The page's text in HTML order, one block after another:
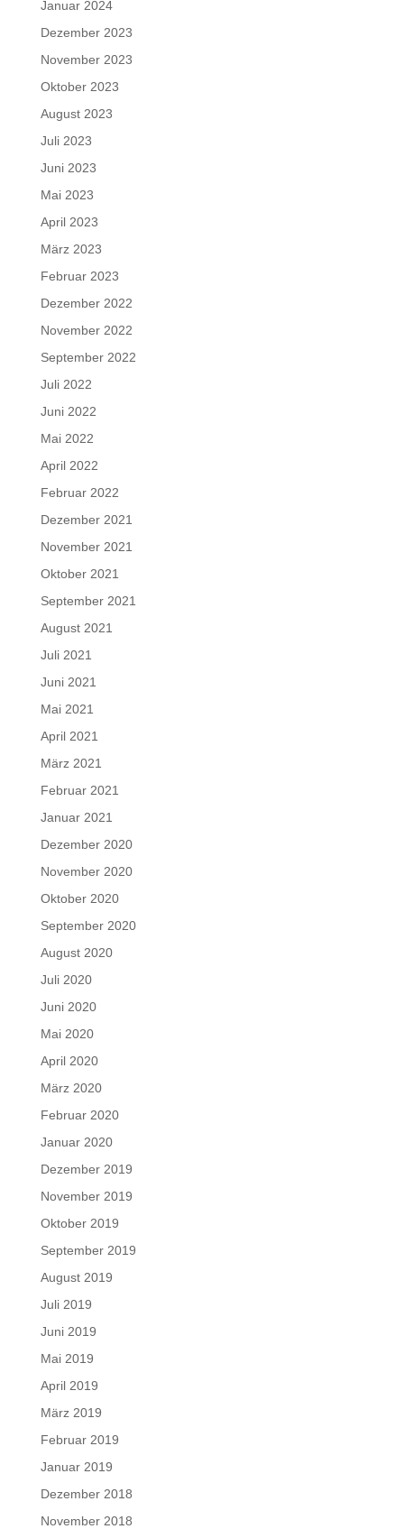
Januar 2024
Dezember 2023
November 2023
Oktober 2023
August 2023
Juli 2023
Juni 2023
Mai 2023
April 2023
März 2023
Februar 2023
Dezember 2022
November 2022
September 2022
Juli 2022
Juni 2022
Mai 2022
April 2022
Februar 2022
Dezember 2021
November 2021
Oktober 2021
September 2021
August 2021
Juli 2021
Juni 2021
Mai 2021
April 2021
März 2021
Februar 2021
Januar 2021
Dezember 2020
November 2020
Oktober 2020
September 2020
August 2020
Juli 2020
Juni 2020
Mai 2020
April 2020
März 2020
Februar 2020
Januar 2020
Dezember 2019
November 2019
Oktober 2019
September 2019
August 2019
Juli 2019
Juni 2019
Mai 2019
April 2019
März 2019
Februar 2019
Januar 2019
Dezember 2018
November 2018